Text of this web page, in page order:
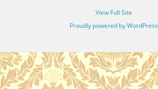
View Full Site
Proudly powered by WordPress